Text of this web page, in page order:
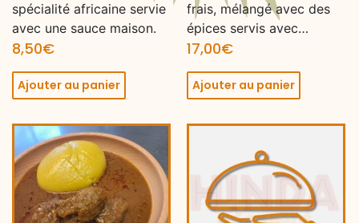
spécialité africaine servie
avec une sauce maison.
8,50€
Ajouter au panier
frais, mélangé avec des
épices servis avec…
17,00€
Ajouter au panier